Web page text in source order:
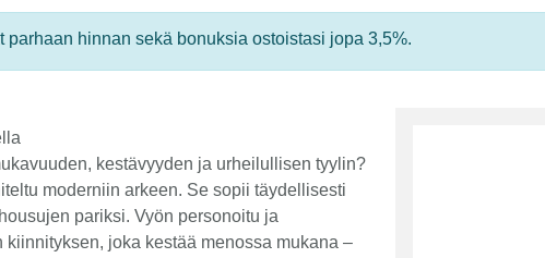
parhaan hinnan sekä bonuksia ostoistasi jopa 3,5%.
kestävyyden ja urheilullisen tyylin?
moderniin arkeen. Se sopii täydellisesti
pariksi. Vyön personoitu ja
joka kestää menossa mukana –